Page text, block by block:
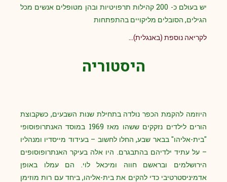
יש בעולם כ- 200 קהילות תרפויטיות ובהן מטופלים אנשים מכל
הגילים, הסובלים מליקויים בהתפתחות
לקריאה נוספת (באנגלית)…
היסטוריה
היוזמה להקמת הכפר נולדה בתחילת שנות השבעים, כשקבוצת
הורים לילדים נזקקים ששהו מאז 1969 במוסד האנתרופוסופי
"בית-אליהו" בבאר שבע, החלו לחשוב – בעידוד מייסדיו ומנהליו
– על עתיד ילדיהם בהתבגרם. היו אלה בעיקר האנתרופוסופים
הירושלמים ובראשם חווה ומיכאל לוי. הם עמלו באופן
אדמיניסטרטיבי כדי להקים את בית-אליהו, ביחד עם רות מוזימן